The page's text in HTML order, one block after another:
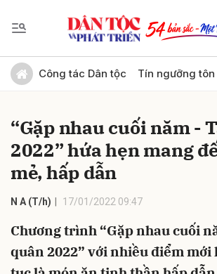
Công tác Dân tộc Tín ngưỡng
“Gặp nhau cuối năm -
2022” hứa hẹn mang
mẻ, hấp dẫn
N A (T/h) 17/01/2022 09:47
Chương trình “Gặp nhau cuối
quân 2022” với nhiều điểm mới
Gửi bình luận